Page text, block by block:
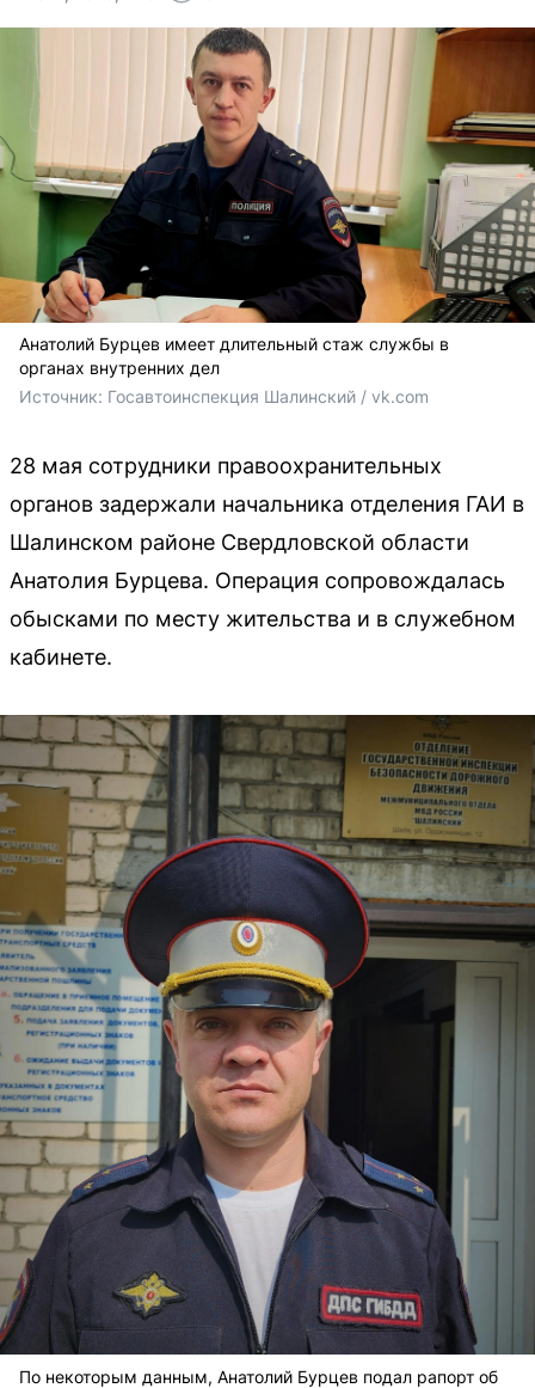
Анатолий Бурцев имеет длительный стаж службы в
органах внутренних дел
Источник: Госавтоинспекция Шалинский / vk.com
28 мая сотрудники правоохранительных
органов задержали начальника отделения ГАИ в
Шалинском районе Свердловской области
Анатолия Бурцева. Операция сопровождалась
обысками по месту жительства и в служебном
кабинете.
По некоторым данным, Анатолий Бурцев подал рапорт об